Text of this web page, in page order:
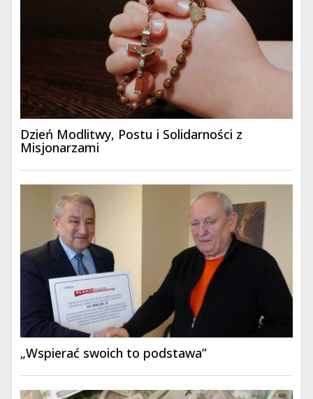
Dzień Modlitwy, Postu i Solidarności z
Misjonarzami
„Wspierać swoich to podstawa”